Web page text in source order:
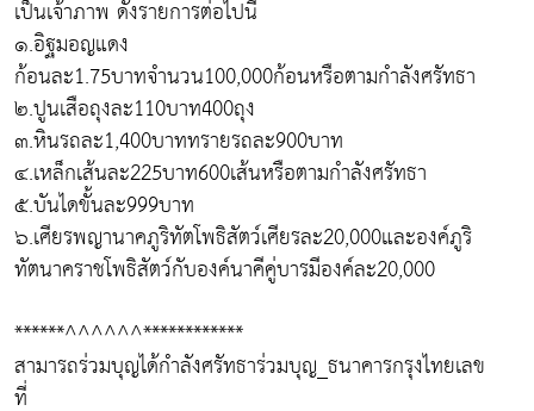
เป็นเจ้าภาพ ดังรายการต่อไปนี้
๑.อิฐมอญแดง
ก้อนละ1.75บาทจำนวน100,000ก้อนหรือตามกำลังศรัทธา
๒.ปูนเสือถุงละ110บาท400ถุง
๓.หินรถละ1,400บาททรายรถละ900บาท
๔.เหล็กเส้นละ225บาท600เส้นหรือตามกำลังศรัทธา
๕.บันไดขั้นละ999บาท
๖.เศียรพญานาคภูริทัตโพธิสัตว์เศียรละ20,000และองค์ภูริ
ทัตนาคราชโพธิสัตว์กับองค์นาคีคู่บารมีองค์ละ20,000
******^^^^^^************
สามารถร่วมบุญได้กำลังศรัทธาร่วมบุญ_ธนาคารกรุงไทยเลข
ที่